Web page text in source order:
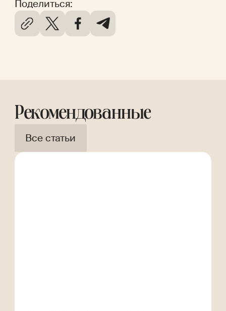
Поделиться:
Рекомендованные
Все статьи